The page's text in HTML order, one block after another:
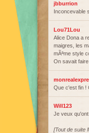
jbburrion
Inconcevable
Lou71Lou
Alice Dona a
maigres, les
mÃªme style
On savait
Que c'est fin !
Will123
Je veux
[Tout de suite